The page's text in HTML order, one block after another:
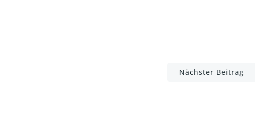
Nächster Beitrag